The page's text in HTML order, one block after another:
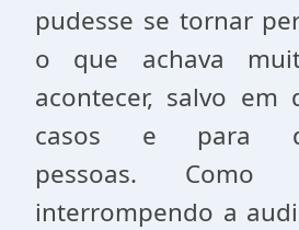
pudesse se tornar
o que achava
acontecer, salvo em
casos e para
pessoas. Como
interrompendo a